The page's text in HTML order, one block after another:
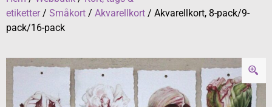
etiketter/ Småkort / Akvarellkort / Akvarellkort, 8-pack/9-
pack/16-pack